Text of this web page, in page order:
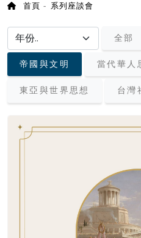
首頁 系列座談會
選擇年份/choose year 全部
帝國與文明 當代華人
東亞與世界思想 台灣